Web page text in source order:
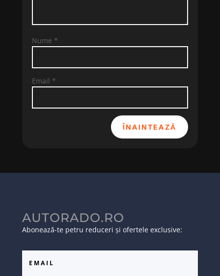
Nume *
Email *
ÎNAINTEAZĂ
AUTORADO.RO
Abonează-te petru reduceri și ofertele exclusive: